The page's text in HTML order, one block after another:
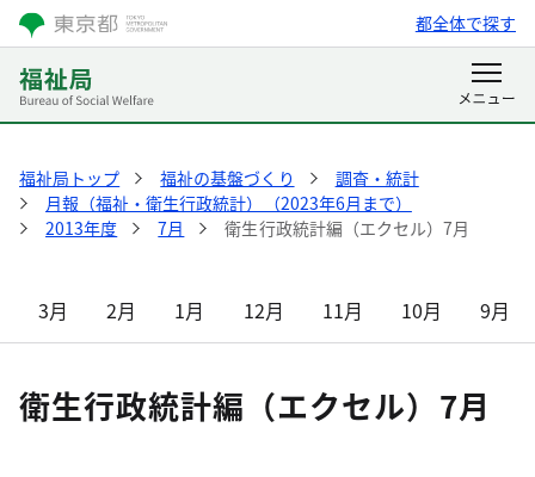
都全体で探す
福祉局トップ 福祉の基盤づくり
調査・統計
月報（福祉・衛生行政統計）（2023年6月まで）
2013年度
7月 衛生行政統計編（エクセル）7月
3月 2月 1月 12月 11月 10月 9月
衛生行政統計編（エクセル）7月